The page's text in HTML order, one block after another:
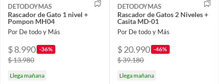
DETODOYMAS
Rascador de Gato 1 nivel +
Pompon MH04
Por De todo y Más
$ 8.990 -36%
$ 13.980
Llega mañana
DETODOYMAS
Rascador de Gatos 2 Niveles +
Casita MD-01
Por De todo y Más
$ 20.990 -46%
$ 39.180
Llega mañana